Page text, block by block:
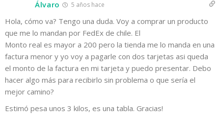
Álvaro 5 años hace
Hola, cómo va? Tengo una duda. Voy a comprar un producto
que me lo mandan por FedEx de chile. El
Monto real es mayor a 200 pero la tienda me lo manda en una
factura menor y yo voy a pagarle con dos tarjetas asi queda
el monto de la factura en mi tarjeta y puedo presentar. Debo
hacer algo más para recibirlo sin problema o que sería el
mejor camino?
Estimó pesa unos 3 kilos, es una tabla. Gracias!